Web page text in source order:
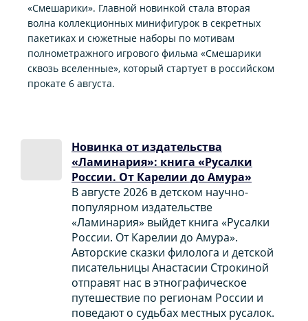
«Смешарики». Главной новинкой стала вторая
волна коллекционных минифигурок в секретных
пакетиках и сюжетные наборы по мотивам
полнометражного игрового фильма «Смешарики
сквозь вселенные», который стартует в российском
прокате 6 августа.
Новинка от издательства
«Ламинария»: книга «Русалки
России. От Карелии до Амура»
В августе 2026 в детском научно-
популярном издательстве
«Ламинария» выйдет книга «Русалки
России. От Карелии до Амура».
Авторские сказки филолога и детской
писательницы Анастасии Строкиной
отправят нас в этнографическое
путешествие по регионам России и
поведают о судьбах местных русалок.